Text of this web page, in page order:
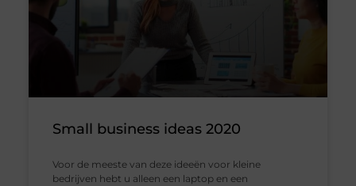
Small business ideas 2020
Voor de meeste van deze ideeën voor kleine
bedrijven hebt u alleen een laptop en een